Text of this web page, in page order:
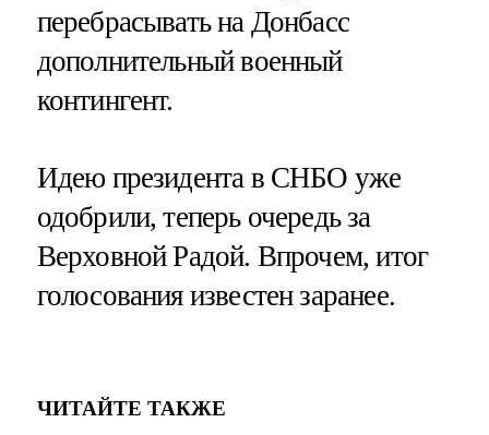
перебрасывать на Донбасс
дополнительный военный
контингент.
Идею президента в СНБО уже
одобрили, теперь очередь за
Верховной Радой. Впрочем, итог
голосования известен заранее.
ЧИТАЙТЕ ТАКЖЕ